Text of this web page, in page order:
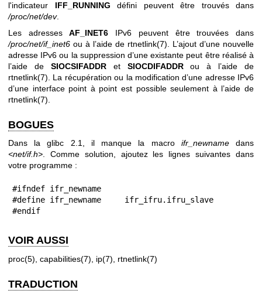
l'indicateur IFF_RUNNING défini peuvent être trouvés dans
/proc/net/dev.
Les adressesAF_INET6 IPv6 peuvent être trouvées dans
/proc/net/if_inet6 ou à l’aide de rtnetlink(7) . L’ajout d’une nouvelle
adresse IPv6 ou la suppression d’une existante peut être réalisé à
l’aide de SIOCSIFADDRet SIOCDIFADDRou à l’aide de
rtnetlink(7) . La récupération ou la modification d’une adresse IPv6
d’une interface point à point est possible seulement à l’aide de
rtnetlink(7)
BOGUES
Dans la glibc 2.1, il manque la macro ifr_newnamedans
<net/if.h> . Comme solution, ajoutez les lignes suivantes dans
votre programme :
#ifndef ifr_newname
#define ifr_newname     ifr_ifru.ifru_slave
#endif
VOIR AUSSI
proc(5) capabilities(7) ip(7) rtnetlink(7)
TRADUCTION